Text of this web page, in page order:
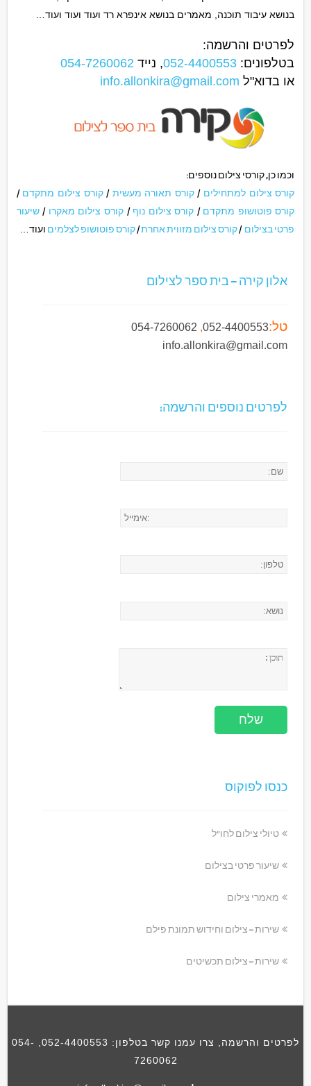
בנושא עיבוד תוכנה, מאמרים בנושא אינפרא רד ועוד ועוד ועוד…
לפרטים והרשמה:
בטלפונים: 052-4400553, נייד 054-7260062
או בדוא"ל info.allonkira@gmail.com
וכמו כן, קורסי צילום נוספים:
קורס צילום למתחילים /קורס תאורה מעשית /קורס צילום מתקדם /
קורס פוטושופ מתקדם / קורס צילום נוף /קורס צילום מאקרו/שיעור
פרטי בצילום /קורס צילום מזווית אחרת/קורס פוטושופ לצלמים ועוד…
אלון קירה – בית ספר לצילום
טל:052-4400553
,
054-7260062
info.allonkira@gmail.com
לפרטים נוספים והרשמה:
כנסו לפוקוס
טיולי צילום לחו"ל
שיעור פרטי בצילום
מאמרי צילום
שירות – צילום וחידוש תמונת פילם
שירות – צילום תכשיטים
לפרטים והרשמה, צרו עמנו קשר בטלפון: 052-4400553
,
054-
7260062